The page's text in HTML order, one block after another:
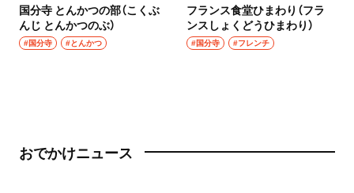
国分寺 とんかつの部（こくぶ
んじ とんかつのぶ）
#国分寺 #とんかつ
フランス食堂ひまわり（フラ
ンスしょくどうひまわり）
#国分寺 #フレンチ
おでかけニュース